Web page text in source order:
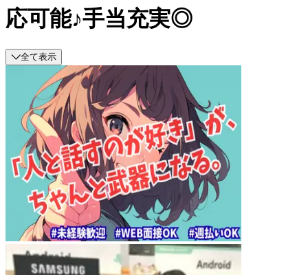
応可能♪手当充実◎
全て表示